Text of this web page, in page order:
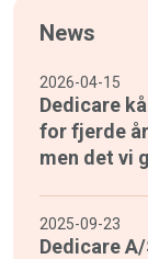
News
2026-04-15
Dedicare
for fjerde
men det vi
2025-09-23
Dedicare